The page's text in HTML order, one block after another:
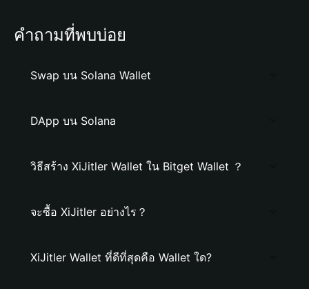
คำถามที่พบบ่อย
Swap บน Solana Wallet
DApp บน Solana
วิธีสร้าง XiJitler Wallet ใน Bitget Wallet ？
จะซื้อ XiJitler อย่างไร？
XiJitler Wallet ที่ดีที่สุดคือ Wallet ใด?